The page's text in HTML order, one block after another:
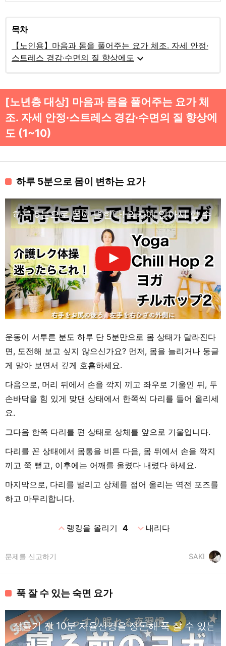
목차
【노인용】마음과 몸을 풀어주는 요가 체조. 자세 안정·
스트레스 경감·수면의 질 향상에도 expand_more
[노년층 대상] 마음과 몸을 풀어주는 요가 체
조. 자세 안정·스트레스 경감·수면의 질 향상에
도 (1~10)
하루 5분으로 몸이 변하는 요가
하루 5분으로 몸이 변한다! 의자에 앉아서 할 수
운동이 서투른 분도 하루 단 5분만으로 몸 상태가 달라진다
면, 도전해 보고 싶지 않으신가요? 먼저, 몸을 늘리거나 둥글
게 말아 보면서 깊게 호흡하세요.
다음으로, 머리 뒤에서 손을 깍지 끼고 좌우로 기울인 뒤, 두
손바닥을 힘 있게 맞댄 상태에서 한쪽씩 다리를 들어 올리세
요.
그다음 한쪽 다리를 편 상태로 상체를 앞으로 기울입니다.
다리를 꼰 상태에서 몸통을 비튼 다음, 몸 뒤에서 손을 깍지
끼고 쭉 뻗고, 이후에는 어깨를 올렸다 내렸다 하세요.
마지막으로, 다리를 벌리고 상체를 접어 올리는 역전 포즈를
하고 마무리합니다.
expand_less랭킹을 올리기 4 expand_more내리다
SAKI
문제를 신고하기
푹 잘 수 있는 숙면 요가
잠들기 전 10분 자율신경을 정돈해 푹 잘 수 있는